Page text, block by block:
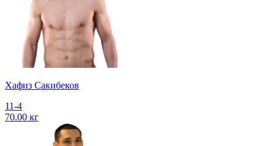
Хафиз Сакибеков
11-4
70.00 кг